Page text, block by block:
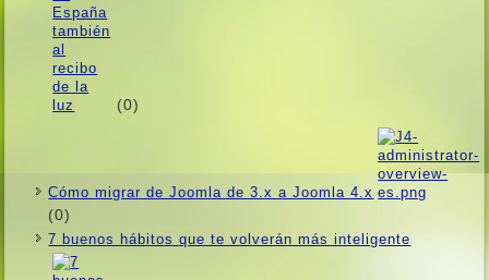
(0)
Cómo migrar de Joomla de 3.x a Joomla 4.x
(0)
7 buenos hábitos que te volverán más inteligente